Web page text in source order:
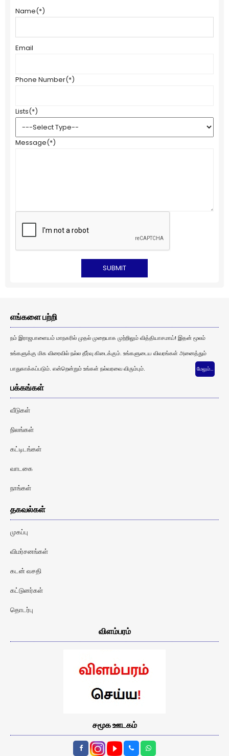
Name(*)
Email
Phone Number(*)
Lists(*)
Message(*)
எங்களை பற்றி
நம் இராஜபாளையம் மாநகரில் முதல் முறையாக முற்றிலும் வித்தியாசமாய்! இதன் மூலம்
உங்களுக்கு மிக விரைவில் நல்ல தீர்வு கிடைக்கும். உங்களுடைய விவரங்கள் அனைத்தும்
பாதுகாக்கப்படும். என்றென்றும் உங்கள் நல்வரவை விரும்பும்.
மேலும்…
பக்கங்கள்
வீடுகள்
நிலங்கள்
கட்டிடங்கள்
வாடகை
நாங்கள்
தகவல்கள்
முகப்பு
விமர்சனங்கள்
கடன் வசதி
கட்டுனர்கள்
தொடர்பு
விளம்பரம்
சமூக ஊடகம்